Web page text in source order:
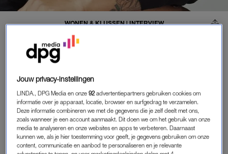
MILJUSCHKA WITZENHAUSEN
OPEN OVER 'KOPEN ZONDER
KIJKEN': 'IK HAD HET LIEVER NIET
WONEN & KLUSSEN|INTERVIEW
12-05-2026
Miljuschka Witzenhausen was dit jaar één van de
presentatoren vanKopen Zonder Kijken. Bij LINDA. blikt
ze terug op haar aflevering. “Ze zijn dolgelukkig met de
woning.”
Jouw privacy-instellingen
LINDA., DPG Media en onze92 advertentiepartners gebruiken cookies om
informatie over je apparaat, locatie, browser en surfgedrag te verzamelen.
Deze informatie combineren we met de gegevens die je zelf deelt met ons,
zoals wanneer je een account aanmaakt. Dit doen we om het gebruik van onze
media te analyseren en onze websites en apps te verbeteren. Daarnaast
kunnen we, als je hier toestemming voor geeft, je gegevens gebruiken om onze
content, communicatie en aanbod te personaliseren en je relevante